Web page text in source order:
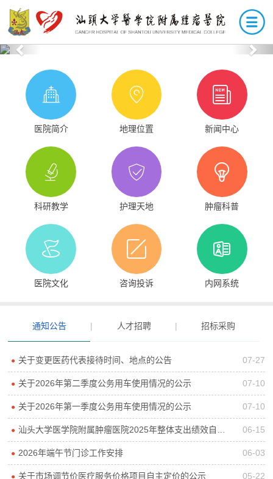
Previous
医院简介 地理位置 新闻中心
科研教学 护理天地 肿瘤科普
医院文化 咨询投诉 内网系统
通知公告 | 人才招聘 | 招标采购
● 关于变更医药代表接待时间、地点的公告 07-27
● 关于2026年第二季度公务用车使用情况的公示 07-10
● 关于2026年第一季度公务用车使用情况的公示 07-10
● 汕头大学医学院附属肿瘤医院2025年整体支出绩效自评报告 06-15
● 2026年端午节门诊工作安排 06-03
● 关于市场调节价医疗服务价格项目自主定价的公示 05-22